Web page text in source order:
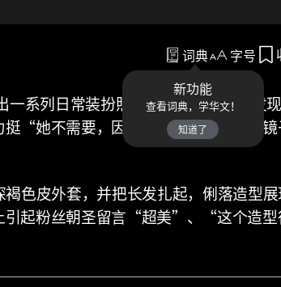
词典
新功能
查看词典，学华文！
知道了
字号
一系列日常装扮照，但其中一张却被发
“她不需要，因为已经超美”，认为镜
色皮外套，并把长发扎起，俐落造型
引起粉丝朝圣留言“超美”、“这个造型